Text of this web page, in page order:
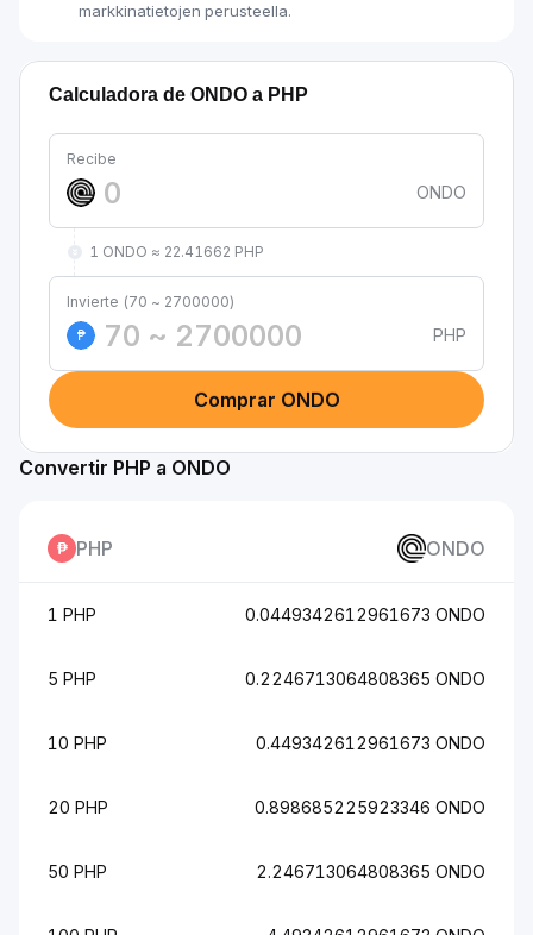
markkinatietojen perusteella.
Calculadora de ONDO a PHP
Recibe
ONDO
1 ONDO ≈ 22.41662 PHP
Invierte (70 ~ 2700000)
₱
PHP
Comprar ONDO
Convertir PHP a ONDO
PHP ONDO
1 PHP 0.0449342612961673 ONDO
5 PHP 0.2246713064808365 ONDO
10 PHP 0.449342612961673 ONDO
20 PHP 0.898685225923346 ONDO
50 PHP 2.246713064808365 ONDO